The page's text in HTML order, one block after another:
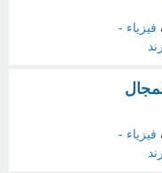
فيزياء -
فيزياء -